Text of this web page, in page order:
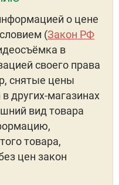
о цене
(Закон РФ
в
своего права
снятые цены
других-магазинах
вид товара
товара,
цен закон